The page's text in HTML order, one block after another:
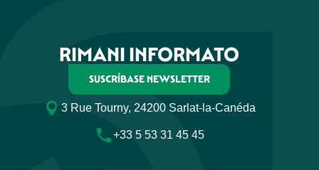
RIMANI INFORMATO
SUSCRÍBASE NEWSLETTER
3 Rue Tourny, 24200 Sarlat-la-Canéda
+33 5 53 31 45 45